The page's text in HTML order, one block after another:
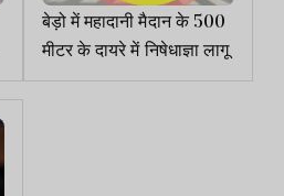
बेड़ो में महादानी मैदान के 500
मीटर के दायरे में निषेधाज्ञा लागू